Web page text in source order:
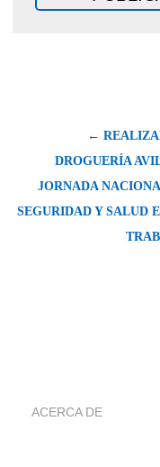
←
DROGUERÍA
JORNADA
SEGURIDAD Y SALUD
ACERCA DE